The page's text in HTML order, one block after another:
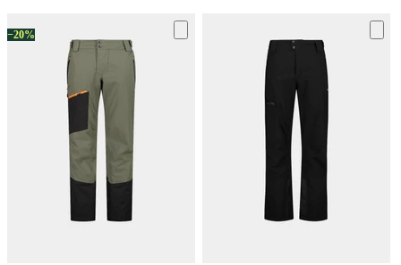
−20%